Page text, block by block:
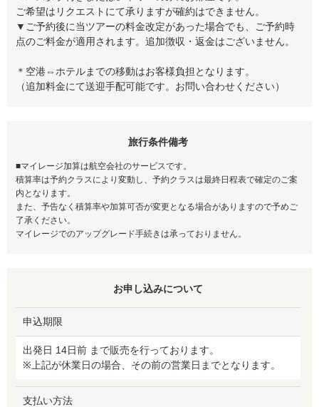
ご希望はリクエストにて承りますが確約はできません。
▼ご予約後に当ツアーの料金改定があった場合でも、ご予約時
点のご料金が適用されます。追加徴収・返金はございません。
＊空港⇔ホテルまでの移動はお客様負担となります。
（追加料金にて送迎手配可能です。お問い合わせください）
旅行条件備考
■マイレージ加算は航空会社のサービスです。
積算率は予約クラスにより変動し、予約クラスは最終日程表で確定のご案
内となります。
また、予告なく積算率や加算可否が変更となる場合がありますので予めご
了承ください。
マイレージでのアップグレード手続きは承っておりません。
お申し込みについて
申込期限
出発日 14日前 まで販売を行っております。
※上記が休業日の場合、その前の営業日までとなります。
支払い方法